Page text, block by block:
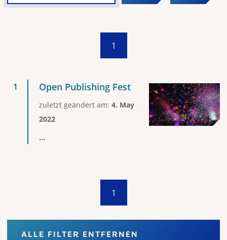
1
Open Publishing Fest
zuletzt geändert am: 4. May
2022
...
1
ALLE FILTER ENTFERNEN